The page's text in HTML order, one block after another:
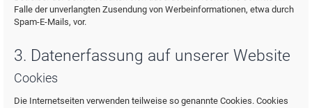
Falle der unverlangten Zusendung von Werbeinformationen, etwa durch
Spam-E-Mails, vor.
3. Datenerfassung auf unserer Website
Cookies
Die Internetseiten verwenden teilweise so genannte Cookies. Cookies